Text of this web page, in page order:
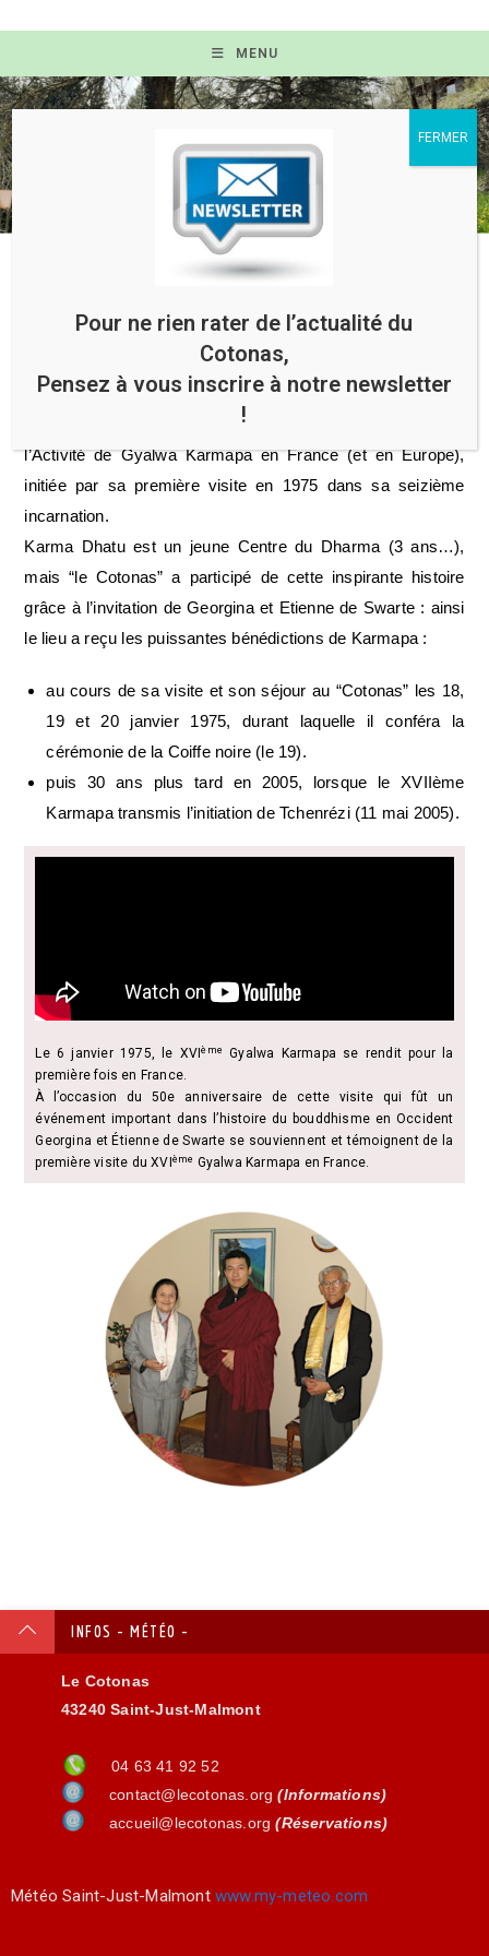
MENU
Un peu d'histoire...
L’année 2025 a marqué le cinquantième anniversaire de
l’Activité de Gyalwa Karmapa en France (et en Europe),
initiée par sa première visite en 1975 dans sa seizième
incarnation.
Karma Dhatu est un jeune Centre du Dharma (3 ans…),
mais “le Cotonas” a participé de cette inspirante histoire
grâce à l’invitation de Georgina et Etienne de Swarte : ainsi
le lieu a reçu les puissantes bénédictions de Karmapa :
au cours de sa visite et son séjour au “Cotonas” les 18,
19 et 20 janvier 1975, durant laquelle il conféra la
cérémonie de la Coiffe noire (le 19).
puis 30 ans plus tard en 2005, lorsque le XVIIème
Karmapa transmis l’initiation de Tchenrézi (11 mai 2005).
Le 6 janvier 1975, le XVIème
Gyalwa Karmapa se rendit pour la
première fois en France.
À l’occasion du 50e anniversaire de cette visite qui fût un
événement important dans l’histoire du bouddhisme en Occident
Georgina et Étienne de Swarte se souviennent et témoignent de la
première visite du XVI ème Gyalwa Karmapa en France.
INFOS - MÉTÉO -
Le Cotonas
43240 Saint-Just-Malmont
04 63 41 92 52
contact@lecotonas.org(Informations)
accueil@lecotonas.org(Réservations)
Météo Saint-Just-Malmont www.my-meteo.com
Pour ne rien rater de l’actualité du
Cotonas,
Pensez à vous inscrire à notre newsletter
!